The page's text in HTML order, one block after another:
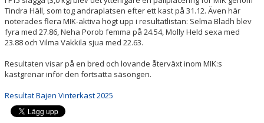
Tindra Häll, som tog andraplatsen efter ett kast på 31.12. Även här
noterades flera MIK-aktiva högt upp i resultatlistan: Selma Bladh blev
fyra med 27.86, Neha Porob femma på 24.54, Molly Held sexa med
23.88 och Vilma Vakkila sjua med 22.63.
Resultaten visar på en bred och lovande återväxt inom MIK:s
kastgrenar inför den fortsatta säsongen.
Resultat Bajen Vinterkast 2025